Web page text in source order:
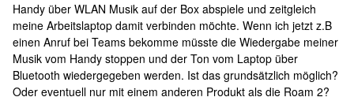
Handy über WLAN Musik auf der Box abspiele und zeitgleich
meine Arbeitslaptop damit verbinden möchte. Wenn ich jetzt z.B
einen Anruf bei Teams bekomme müsste die Wiedergabe meiner
Musik vom Handy stoppen und der Ton vom Laptop über
Bluetooth wiedergegeben werden. Ist das grundsätzlich möglich?
Oder eventuell nur mit einem anderen Produkt als die Roam 2?